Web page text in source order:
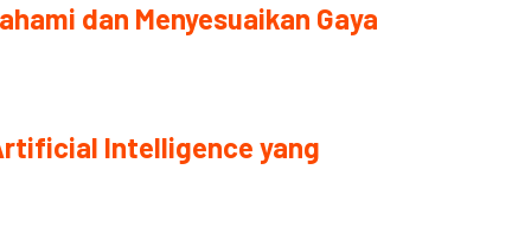
dan Menyesuaikan Gaya
Intelligence yang